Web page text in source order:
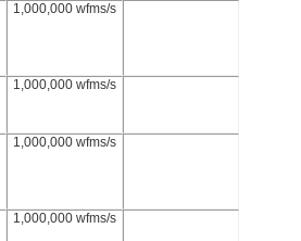
1,000,000 wfms/s
1,000,000 wfms/s
1,000,000 wfms/s
1,000,000 wfms/s